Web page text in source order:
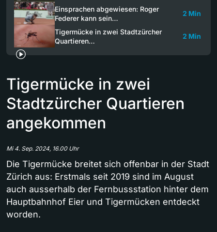
Einsprachen abgewiesen: Roger
Federer kann sein…
2 Min
Tigermücke in zwei Stadtzürcher
Quartieren…
2 Min
Tigermücke in zwei
Stadtzürcher Quartieren
angekommen
Mi 4. Sep. 2024, 16.00 Uhr
Die Tigermücke breitet sich offenbar in der Stadt
Zürich aus: Erstmals seit 2019 sind im August
auch ausserhalb der Fernbussstation hinter dem
Hauptbahnhof Eier und Tigermücken entdeckt
worden.